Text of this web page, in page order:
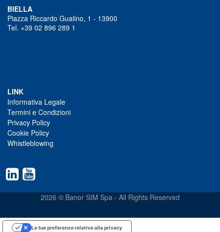
BIELLA
Piazza Riccardo Gualino, 1 - 13900
Tel. +39 02 896 289 1
LINK
Informativa Legale
Termini e Condizioni
Privacy Policy
Cookie Policy
Whistleblowing
2026 © Banor SIM Spa - All Rights Reserved
Le tue preferenze relative alla privacy